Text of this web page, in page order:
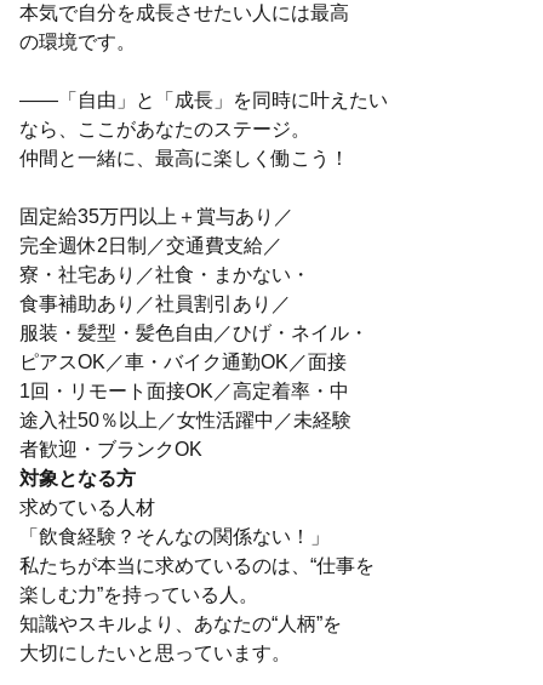
本気で自分を成長させたい人には最高
の環境です。
――「自由」と「成長」を同時に叶えたい
なら、ここがあなたのステージ。
仲間と一緒に、最高に楽しく働こう！
固定給35万円以上＋賞与あり／
完全週休2日制／交通費支給／
寮・社宅あり／社食・まかない・
食事補助あり／社員割引あり／
服装・髪型・髪色自由／ひげ・ネイル・
ピアスOK／車・バイク通勤OK／面接
1回・リモート面接OK／高定着率・中
途入社50％以上／女性活躍中／未経験
者歓迎・ブランクOK
対象となる方
求めている人材
「飲食経験？そんなの関係ない！」
私たちが本当に求めているのは、“仕事を
楽しむ力”を持っている人。
知識やスキルより、あなたの“人柄”を
大切にしたいと思っています。